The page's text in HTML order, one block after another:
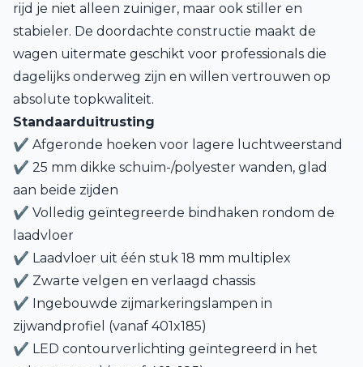
rijd je niet alleen zuiniger, maar ook stiller en
stabieler. De doordachte constructie maakt de
wagen uitermate geschikt voor professionals die
dagelijks onderweg zijn en willen vertrouwen op
absolute topkwaliteit.
Standaarduitrusting
✔ Afgeronde hoeken voor lagere luchtweerstand
✔ 25 mm dikke schuim-/polyester wanden, glad
aan beide zijden
✔ Volledig geïntegreerde bindhaken rondom de
laadvloer
✔ Laadvloer uit één stuk 18 mm multiplex
✔ Zwarte velgen en verlaagd chassis
✔ Ingebouwde zijmarkeringslampen in
zijwandprofiel (vanaf 401x185)
✔ LED contourverlichting geïntegreerd in het